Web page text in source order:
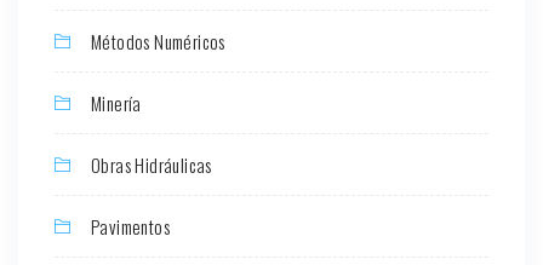
Métodos Numéricos
Minería
Obras Hidráulicas
Pavimentos